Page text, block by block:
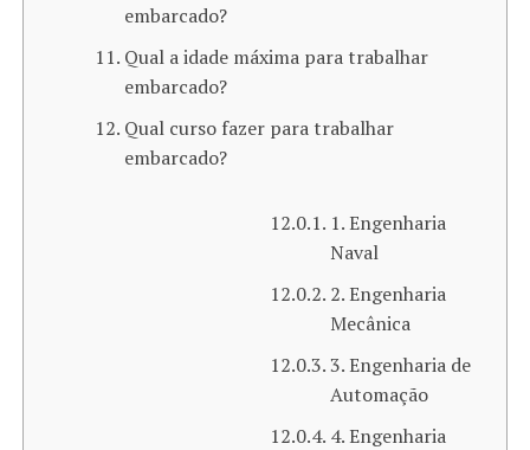
embarcado?
Qual a idade máxima para trabalhar
embarcado?
Qual curso fazer para trabalhar
embarcado?
1. Engenharia
Naval
2. Engenharia
Mecânica
3. Engenharia de
Automação
4. Engenharia